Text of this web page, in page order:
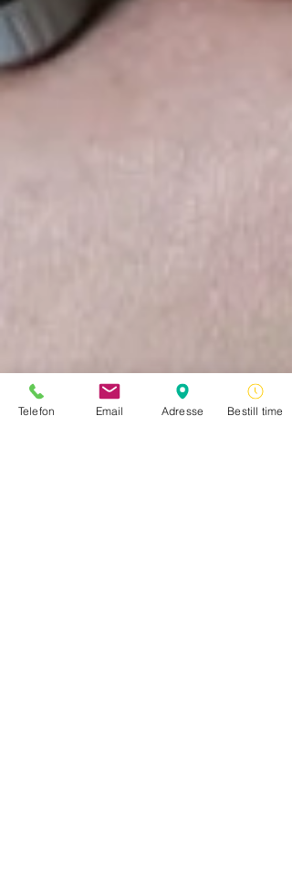
Telefon Email Adresse Bestill time